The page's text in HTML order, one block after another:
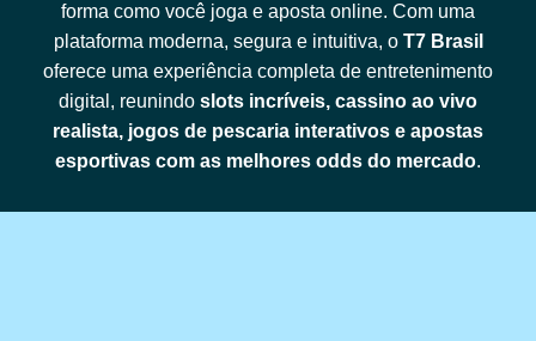
forma como você joga e aposta online. Com uma
plataforma moderna, segura e intuitiva, o T7 Brasil
oferece uma experiência completa de entretenimento
digital, reunindo slots incríveis, cassino ao vivo
realista, jogos de pescaria interativos e apostas
esportivas com as melhores odds do mercado.